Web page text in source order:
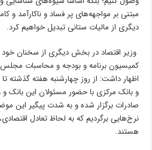
مبتنی بر مواجهه‌های پر فساد و ناکارآمد و
دیگری از مالیات ستانی تبدیل خواهیم کرد.
وزیر اقتصاد در بخش دیگری از سخنان خود
کمیسیون برنامه و بودجه و محاسبات مجلس
اظهار داشت: از روز چهارشنبه هفته گذشته
و بانک مرکزی با حضور مسئولان این بانک و
صادرات برگزار شده و به شدت پیگیر این
نرخ‌هایی برگردیم که به لحاظ تعادل
هستند.